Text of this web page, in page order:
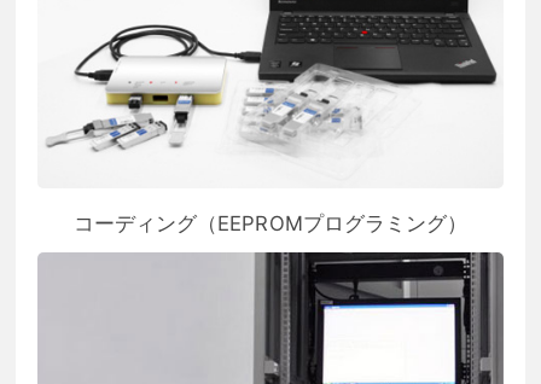
コーディング（EEPROMプログラミング）